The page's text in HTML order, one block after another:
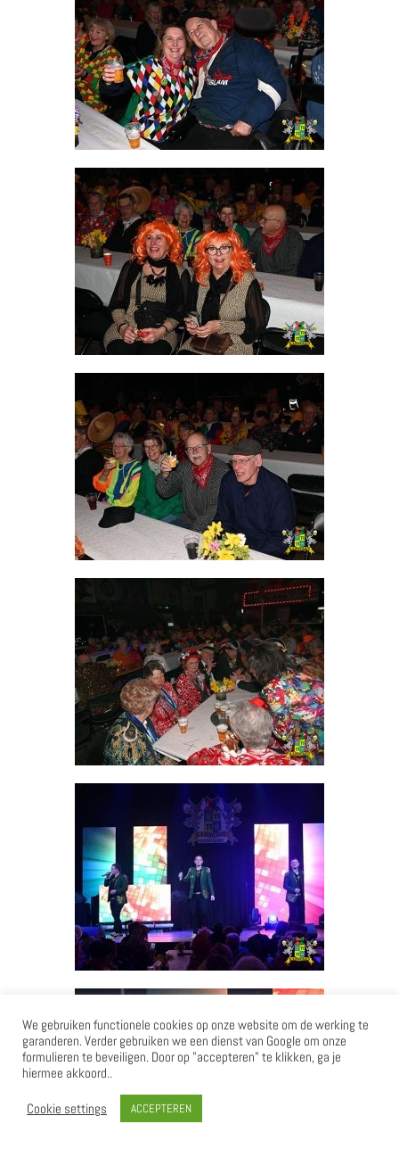
We gebruiken functionele cookies op onze website om de werking te
garanderen. Verder gebruiken we een dienst van Google om onze
formulieren te beveiligen. Door op "accepteren" te klikken, ga je
hiermee akkoord..
Cookie settings ACCEPTEREN